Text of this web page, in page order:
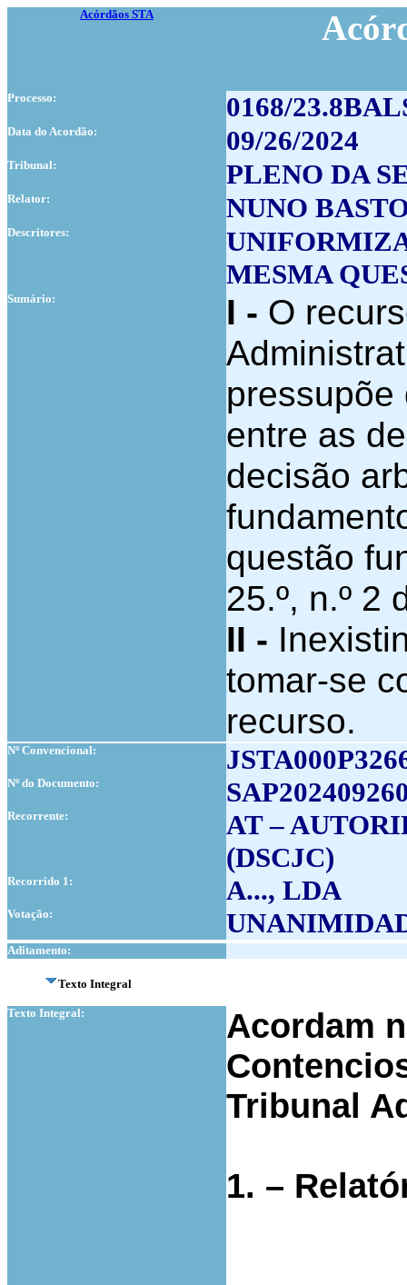
Acórdãos STA
Processo: 0168/
Data do Acordão: 09/26/2024
Tribunal: PLENO DA
Relator: NUNO
Descritores:
MESMA
Sumário: I - O
pressupõe
entre as
decisão
questão
25.º, n.º 2
II -
tomar-se
recurso.
Nº Convencional:
Nº do Documento:
Recorrente:
AT –
(DSCJC)
Recorrido 1: A..., LDA
Votação:
Aditamento:
Texto Integral
Texto Integral:
Acordam
Tribunal
1. –